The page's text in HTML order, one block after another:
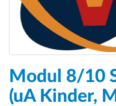
Modul 8/10
(uA Kinder,